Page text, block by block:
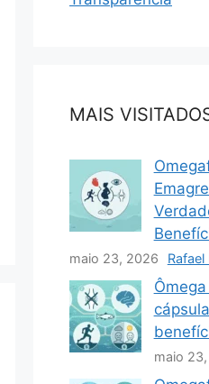
MAIS
maio 23, 2026 Rafael
maio